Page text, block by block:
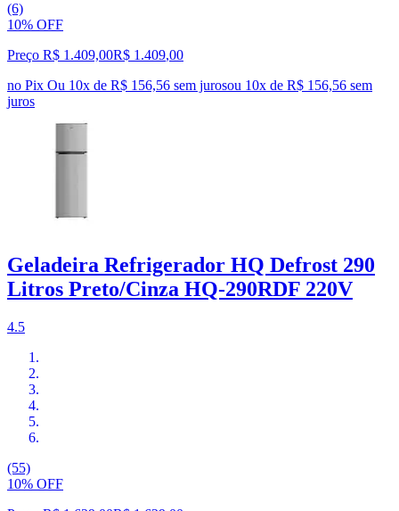
(6)
10% OFF
Preço R$ 1.409,00R$ 1.409,00
no Pix Ou 10x de R$ 156,56 sem jurosou 10x de R$ 156,56 sem
juros
Geladeira Refrigerador HQ Defrost 290
Litros Preto/Cinza HQ-290RDF 220V
4.5
(55)
10% OFF